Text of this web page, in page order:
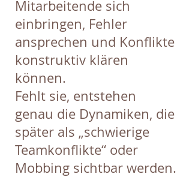
Mitarbeitende sich
einbringen, Fehler
ansprechen und Konflikte
konstruktiv klären
können.
Fehlt sie, entstehen
genau die Dynamiken, die
später als „schwierige
Teamkonflikte“ oder
Mobbing sichtbar werden.